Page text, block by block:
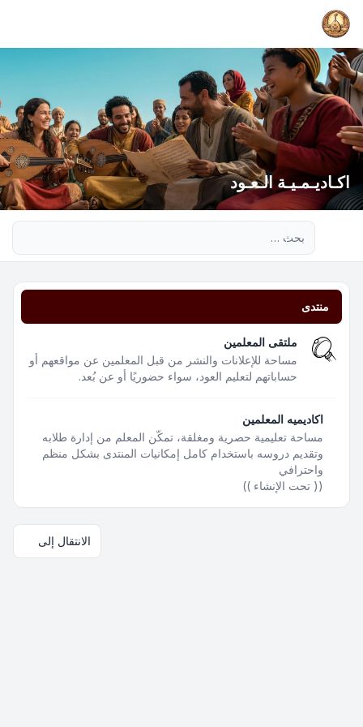
اكـاديـمـيـة الـعـود
منتدى
ملتقى المعلمين
مساحة للإعلانات والنشر من قبل المعلمين عن مواقعهم أو
حساباتهم لتعليم العود، سواء حضوريًا أو عن بُعد.
اكاديميه المعلمين
مساحة تعليمية حصرية ومغلقة، تمكّن المعلم من إدارة طلابه
وتقديم دروسه باستخدام كامل إمكانيات المنتدى بشكل منظم
واحترافي
(( تحت الإنشاء ))
الانتقال إلى